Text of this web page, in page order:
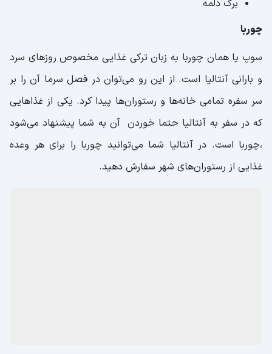
برگ دلمه
چوربا
سوپ یا همان چوربا به زبان ترکی غذایی مخصوص روزهای سرد
و بارانی آنتالیا است. از این رو می‌توان در فصل سرما آن را بر
سر سفره تمامی خانه‌ها و رستوران‌ها پیدا کرد. یکی از غذاهایی
که در سفر به آنتالیا حتما خوردن آن به شما پیشنهاد می‌شود
،چوربا است. در آنتالیا شما می‌توانید چوربا را برای هر وعده
غذایی از رستوران‌های شهر سفارش دهید.